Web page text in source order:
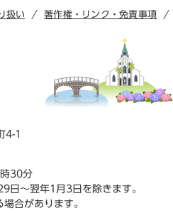
扱い
著作権・リンク・免責事項
4-1
30分
日～翌年1月3日を除きます。
合があります。